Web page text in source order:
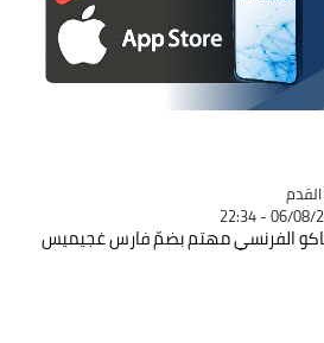
06/08/
الفرنسي مهتم بضمّ فارس غجيميس